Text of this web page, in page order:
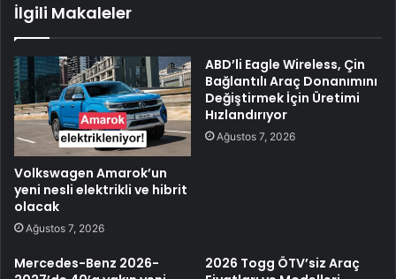
İlgili Makaleler
Volkswagen Amarok’un
yeni nesli elektrikli ve hibrit
olacak
Ağustos 7, 2026
ABD’li Eagle Wireless, Çin
Bağlantılı Araç Donanımını
Değiştirmek İçin Üretimi
Hızlandırıyor
Ağustos 7, 2026
Mercedes-Benz 2026-
2026 Togg ÖTV’siz Araç